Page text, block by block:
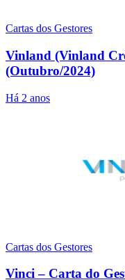
Cartas dos Gestores
Vinland (Vinland
(Outubro/2024)
Há 2 anos
Cartas dos Gestores
Vinci – Carta do